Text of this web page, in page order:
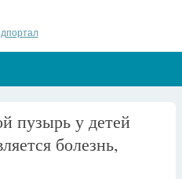
пузырь у детей
болезнь,